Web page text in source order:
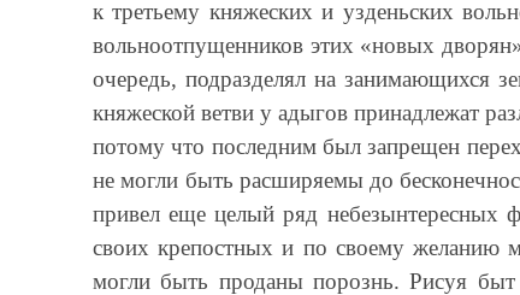
к третьему княжеских и узденьских
вольноотпущенников этих «новых
очередь, подразделял на занимающихся
княжеской ветви у адыгов принадлежат
потому что последним был запрещен
не могли быть расширяемы до
привел еще целый ряд небезынтересных
своих крепостных и по своему желанию
могли быть проданы порознь. Рисуя